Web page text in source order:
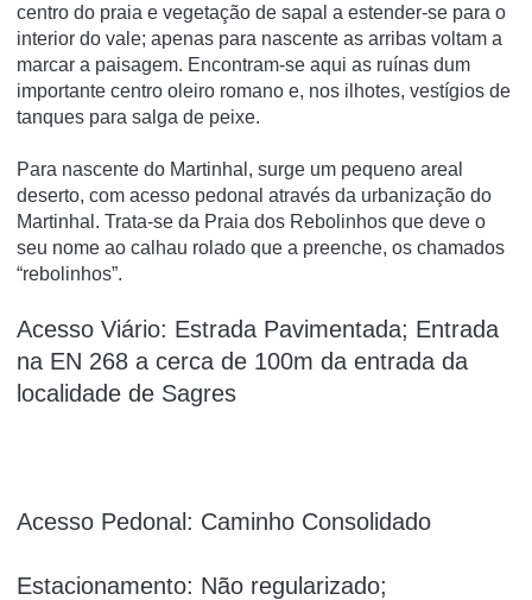
centro do praia e vegetação de sapal a estender-se para o
interior do vale; apenas para nascente as arribas voltam a
marcar a paisagem. Encontram-se aqui as ruínas dum
importante centro oleiro romano e, nos ilhotes, vestígios de
tanques para salga de peixe.
Para nascente do Martinhal, surge um pequeno areal
deserto, com acesso pedonal através da urbanização do
Martinhal. Trata-se da Praia dos Rebolinhos que deve o
seu nome ao calhau rolado que a preenche, os chamados
“rebolinhos”.
Acesso Viário: Estrada Pavimentada; Entrada
na EN 268 a cerca de 100m da entrada da
localidade de Sagres
Acesso Pedonal: Caminho Consolidado
Estacionamento: Não regularizado;